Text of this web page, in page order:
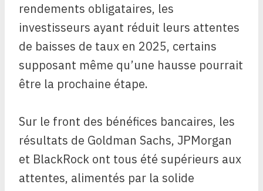
rendements obligataires, les
investisseurs ayant réduit leurs attentes
de baisses de taux en 2025, certains
supposant même qu’une hausse pourrait
être la prochaine étape.
Sur le front des bénéfices bancaires, les
résultats de Goldman Sachs, JPMorgan
et BlackRock ont ​​tous été supérieurs aux
attentes, alimentés par la solide